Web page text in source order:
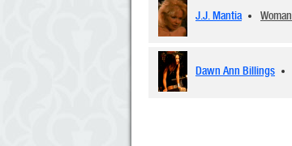
J.J. Mantia Woman
Dawn Ann Billings